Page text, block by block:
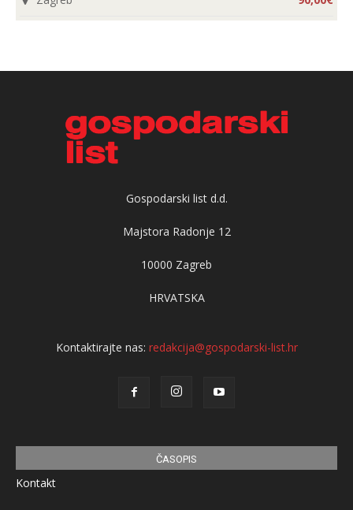
Gospodarski list d.d.
Majstora Radonje 12
10000 Zagreb
HRVATSKA
Kontaktirajte nas: redakcija@gospodarski-list.hr
ČASOPIS
Kontakt